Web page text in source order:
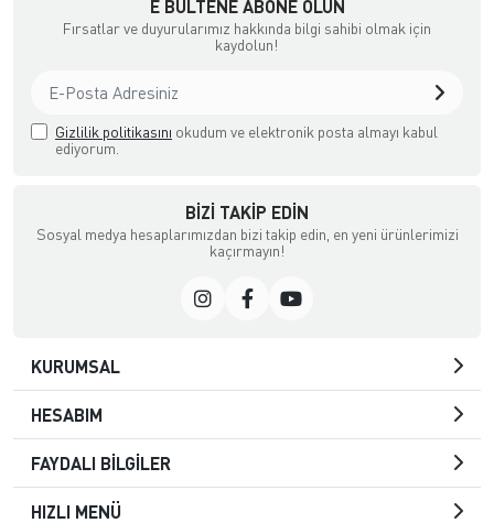
E BÜLTENE ABONE OLUN
Fırsatlar ve duyurularımız hakkında bilgi sahibi olmak için
kaydolun!
Gizlilik politikasını okudum ve elektronik posta almayı kabul
ediyorum.
BIZI TAKIP EDIN
Sosyal medya hesaplarımızdan bizi takip edin, en yeni ürünlerimizi
kaçırmayın!
KURUMSAL
HESABIM
FAYDALI BİLGİLER
HIZLI MENÜ